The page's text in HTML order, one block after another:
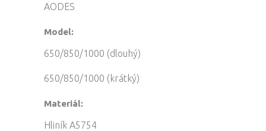
AODES
Model:
650/850/1000 (dlouhý)
650/850/1000 (krátký)
Materiál:
Hliník A5754